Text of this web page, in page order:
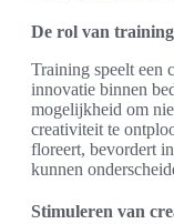
De rol van
Training speelt een
innovatie binnen
mogelijkheid om
creativiteit te
floreert, bevordert
kunnen
Stimuleren van